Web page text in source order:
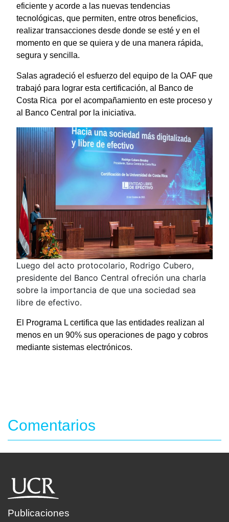
eficiente y acorde a las nuevas tendencias
tecnológicas, que permiten, entre otros beneficios,
realizar transacciones desde donde se esté y en el
momento en que se quiera y de una manera rápida,
segura y sencilla.
Salas agradeció el esfuerzo del equipo de la OAF que
trabajó para lograr esta certificación, al Banco de
Costa Rica por el acompañamiento en este proceso y
al Banco Central por la iniciativa.
Luego del acto protocolario, Rodrigo Cubero,
presidente del Banco Central ofreción una charla
sobre la importancia de que una sociedad sea
libre de efectivo.
El Programa L certifica que las entidades realizan al
menos en un 90% sus operaciones de pago y cobros
mediante sistemas electrónicos.
Comentarios
Publicaciones